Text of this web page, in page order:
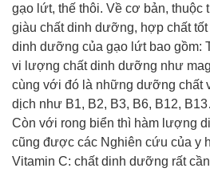
gạo lứt, thế thôi. Về cơ bản, thuộc
giàu chất dinh dưỡng, hợp chất
dinh dưỡng của gạo lứt bao gồm:
vi lượng chất dinh dưỡng như
cùng với đó là những dưỡng chất
dịch như B1, B2, B3, B6, B12,
Còn với rong biển thì hàm lượng
cũng được các Nghiên cứu của y
Vitamin C: chất dinh dưỡng rất